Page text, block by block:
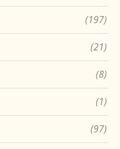
(197)
(21)
(8)
(1)
(97)